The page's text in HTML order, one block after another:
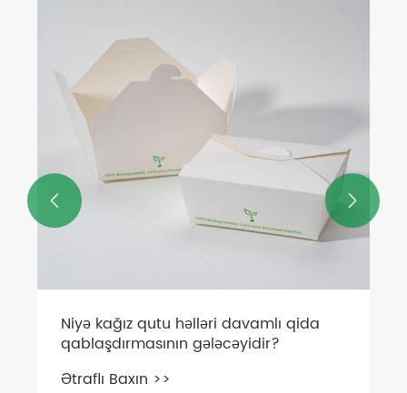
Niyə kağız qutu həlləri davamlı qida
qablaşdırmasının gələcəyidir?
Ətraflı Baxın >>
 